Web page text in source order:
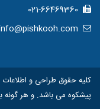
کلیه حقوق طراحی و اطلاعات
پیشکوه می باشد. و هر گونه